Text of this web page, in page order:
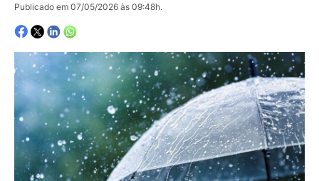
Publicado em 07/05/2026 às 09:48h.